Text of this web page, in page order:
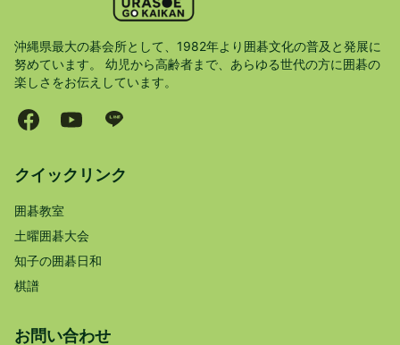
沖縄県最大の碁会所として、1982年より囲碁文化の普及と発展に
努めています。 幼児から高齢者まで、あらゆる世代の方に囲碁の
楽しさをお伝えしています。
クイックリンク
囲碁教室
土曜囲碁大会
知子の囲碁日和
棋譜
お問い合わせ